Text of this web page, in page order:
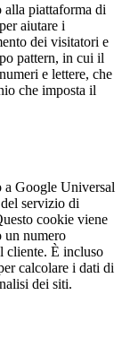
alla piattaforma di
aiutare i
dei visitatori e
pattern, in cui il
e lettere, che
che imposta il
a Google Universal
servizio di
cookie viene
un numero
cliente. È incluso
calcolare i dati di
dei siti.